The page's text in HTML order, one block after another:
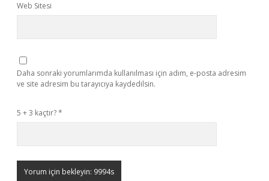
Web Sitesi
Daha sonraki yorumlarımda kullanılması için adım, e-posta adresim
ve site adresim bu tarayıcıya kaydedilsin.
5 + 3 kaçtır?*